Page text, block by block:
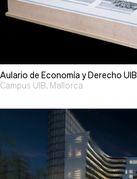
Aulario de Economía y Derecho UIB
Campus UIB, Mallorca